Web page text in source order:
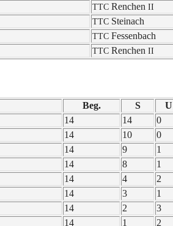
TTC Renchen II
TTC Stein­ach
TTC Fessen­bach
TTC Renchen II
Beg. S U
14 14 0
14 10 0
14 9 1
14 8 1
14 4 2
14 3 1
14 2 3
14 1 2